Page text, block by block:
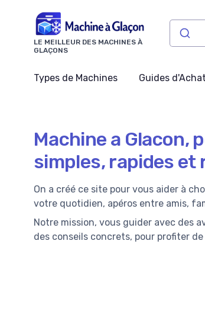
LE MEILLEUR DES MACHINES À
GLAÇONS
Types de Machines Guides d'Achat
Machine a Glacon,
simples, rapides et
On a créé ce site pour vous aider à
votre quotidien, apéros entre amis,
Notre mission, vous guider avec des
des conseils concrets, pour profiter